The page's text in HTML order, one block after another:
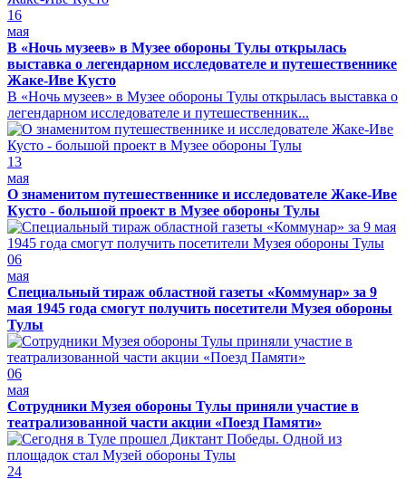
16
мая
В «Ночь музеев» в Музее обороны Тулы открылась
выставка о легендарном исследователе и путешественнике
Жаке-Иве Кусто
В «Ночь музеев» в Музее обороны Тулы открылась выставка о
легендарном исследователе и путешественник...
13
мая
О знаменитом путешественнике и исследователе Жаке-Иве
Кусто - большой проект в Музее обороны Тулы
06
мая
Специальный тираж областной газеты «Коммунар» за 9
мая 1945 года смогут получить посетители Музея обороны
Тулы
06
мая
Сотрудники Музея обороны Тулы приняли участие в
театрализованной части акции «Поезд Памяти»
24